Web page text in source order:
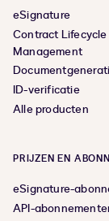
eSignature
Contract Lifecycle
Management
ID-verificatie
Alle producten
PRIJZEN EN
eSignature-
API-